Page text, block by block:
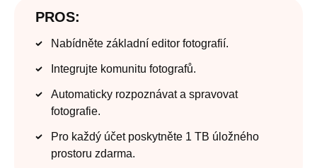
PROS:
Nabídněte základní editor fotografií.
Integrujte komunitu fotografů.
Automaticky rozpoznávat a spravovat
fotografie.
Pro každý účet poskytněte 1 TB úložného
prostoru zdarma.